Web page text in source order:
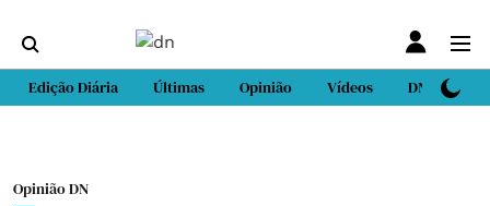
Edição Diária Últimas Opinião Vídeos DN Sport
Opinião DN